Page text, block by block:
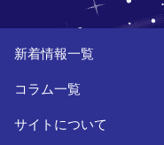
新着情報一覧
コラム一覧
サイトについて